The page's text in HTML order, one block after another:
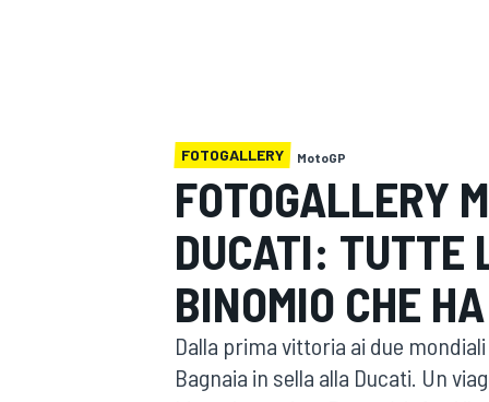
WRC
FOTOGALLERY MotoGP
FOTOGALLERY
DUCATI: TUTTE
BINOMIO CHE
Dalla prima vittoria ai due
Bagnaia in sella alla Ducati. Un